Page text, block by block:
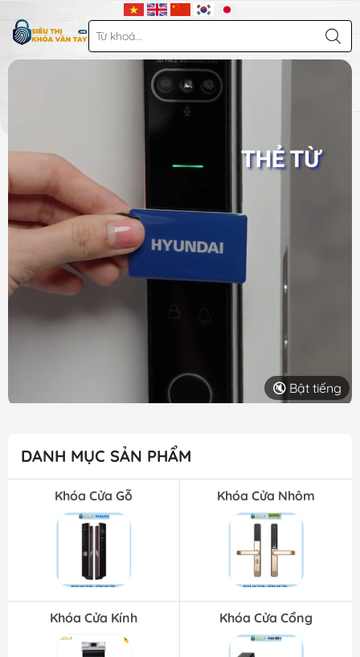
🔇 Bật tiếng
DANH MỤC SẢN PHẨM
Khóa Cửa Gỗ Khóa Cửa Nhôm
Khóa Cửa Kính Khóa Cửa Cổng